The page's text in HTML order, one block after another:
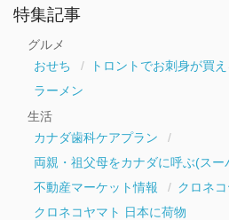
ー
カ
特集記事
グルメ
おせち
トロントでお刺身が買
ラーメン
生活
カナダ歯科ケアプラン
両親・祖父母をカナダに呼ぶ(スー
不動産マーケット情報
クロネ
クロネコヤマト 日本に荷物